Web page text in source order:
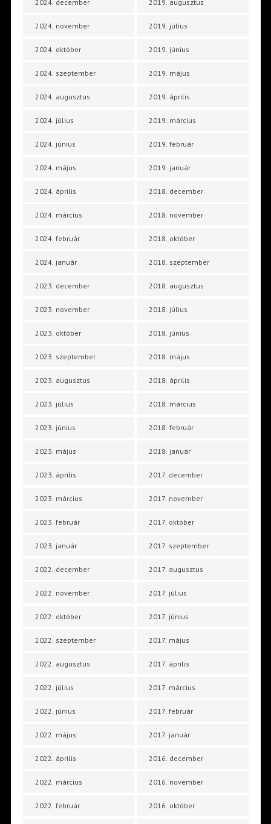
2024. december
2024. november
2024. október
2024. szeptember
2024. augusztus
2024. július
2024. június
2024. május
2024. április
2024. március
2024. február
2024. január
2023. december
2023. november
2023. október
2023. szeptember
2023. augusztus
2023. július
2023. június
2023. május
2023. április
2023. március
2023. február
2023. január
2022. december
2022. november
2022. október
2022. szeptember
2022. augusztus
2022. július
2022. június
2022. május
2022. április
2022. március
2022. február
2019. augusztus
2019. július
2019. június
2019. május
2019. április
2019. március
2019. február
2019. január
2018. december
2018. november
2018. október
2018. szeptember
2018. augusztus
2018. július
2018. június
2018. május
2018. április
2018. március
2018. február
2018. január
2017. december
2017. november
2017. október
2017. szeptember
2017. augusztus
2017. július
2017. június
2017. május
2017. április
2017. március
2017. február
2017. január
2016. december
2016. november
2016. október